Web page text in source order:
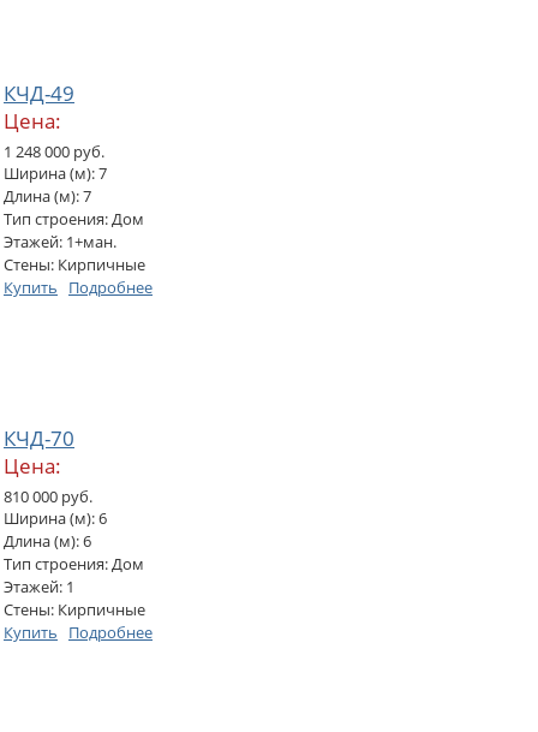
КЧД-49
Цена:
1 248 000 руб.
Ширина (м): 7
Длина (м): 7
Тип строения: Дом
Этажей: 1+ман.
Стены: Кирпичные
Купить
Подробнее
КЧД-70
Цена:
810 000 руб.
Ширина (м): 6
Длина (м): 6
Тип строения: Дом
Этажей: 1
Стены: Кирпичные
Купить
Подробнее